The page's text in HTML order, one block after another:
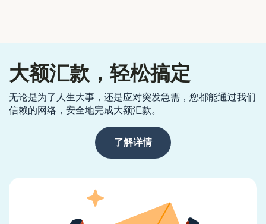
大额汇款，轻松搞定
无论是为了人生大事，还是应对突发急需，您都能通过我们
信赖的网络，安全地完成大额汇款。
了解详情